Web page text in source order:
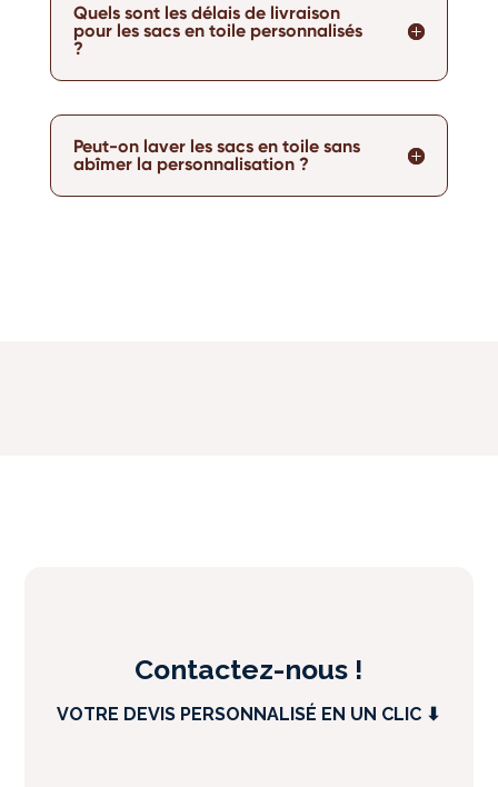
Quels sont les délais de livraison
pour les sacs en toile personnalisés
?
Peut-on laver les sacs en toile sans
abîmer la personnalisation ?